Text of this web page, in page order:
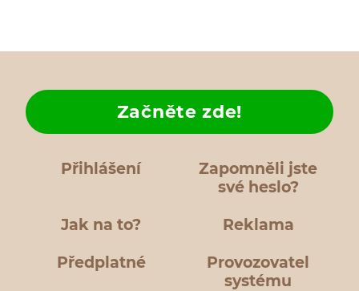
Přihlášení
Zapomněli jste
své heslo?
Jak na to?
Začněte zde!
Reklama
Předplatné
Provozovatel
systému